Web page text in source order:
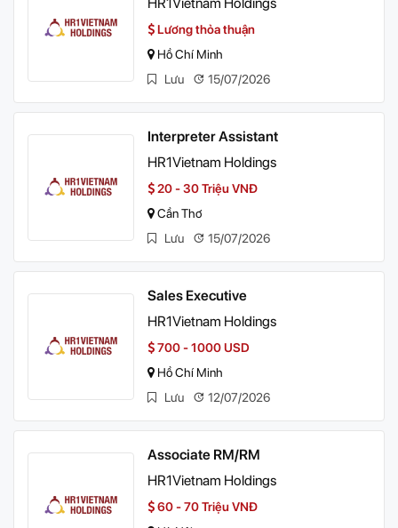
Lương thỏa thuận
Hồ Chí Minh
Lưu
15/07/2026
Interpreter Assistant
HR1Vietnam Holdings
20 - 30 Triệu VNĐ
Cần Thơ
Lưu
15/07/2026
Sales Executive
HR1Vietnam Holdings
700 - 1000 USD
Hồ Chí Minh
Lưu
12/07/2026
Associate RM/RM
HR1Vietnam Holdings
60 - 70 Triệu VNĐ